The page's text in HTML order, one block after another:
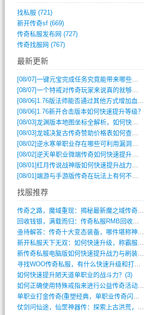
找私服 (721)
新开传奇sf(669)
传奇私服发布网 (727)
传奇找服网 (767)
最新更新
[08/07]一键元宝完成任务究竟能带来哪些超值优势？
[08/07]一个特戒对传奇玩家来说真的就够用了吗？
[08/06] 1.76版法师能否通过其他方式增加血量？
[08/06] 1.76新开合击版本如何快速提升等级？
[08/03]龙渊版本地图坐标全解析，如何快速定位BOSS位置？
[08/03]龙城决复古传奇赞助价格表如何查询？
[08/02]逆水寒单职业存在哪些可利用漏洞？如何快速提升战力？
[08/02]逆天单职业微端传奇如何快速提升战力？新手必看攻略
[08/01]红月传说战神版如何快速提升战力？新手攻略全解析？
[08/01]端游与手游版传奇在玩法上有何不同？
找服推荐
传奇之路，魔域重现：揭秘最新魔之域传奇攻(712)
回收钱银，满载而归：传奇私服RMB回收装(548)
亟待解答：传奇十大变态装备，哪件堪称神器(347)
新开私服天下无双：如何快速升级，称霸服务(681)
新传奇私服电脑版如何快速提升战力与刷装备(835)
寻找WOO传奇私服，有什么快速升级和打宝(864)
如何快速提升陋天道单职业的战斗力？(3)
如何正确使用特殊戒指来进行公益传奇活动？(10)
单职业打金传奇(重塑经典，单职业传奇闪耀(10)
仗剑问仙途，仙罡神器传：探索上古洪荒，揭(813)